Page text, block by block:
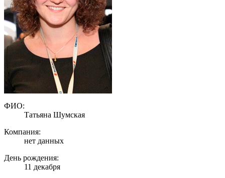
ФИО:
Татьяна Шумская
Компания:
нет данных
День рождения:
11 декабря